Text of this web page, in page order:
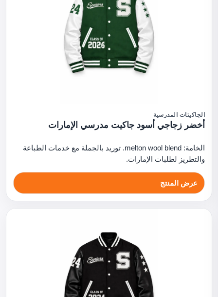
الجاكيتات المدرسية
أخضر زجاجي أسود جاكيت مدرسي الإمارات
الخامة: melton wool blend. توريد بالجملة مع خدمات الطباعة
والتطريز لطلبات الإمارات.
عرض المنتج